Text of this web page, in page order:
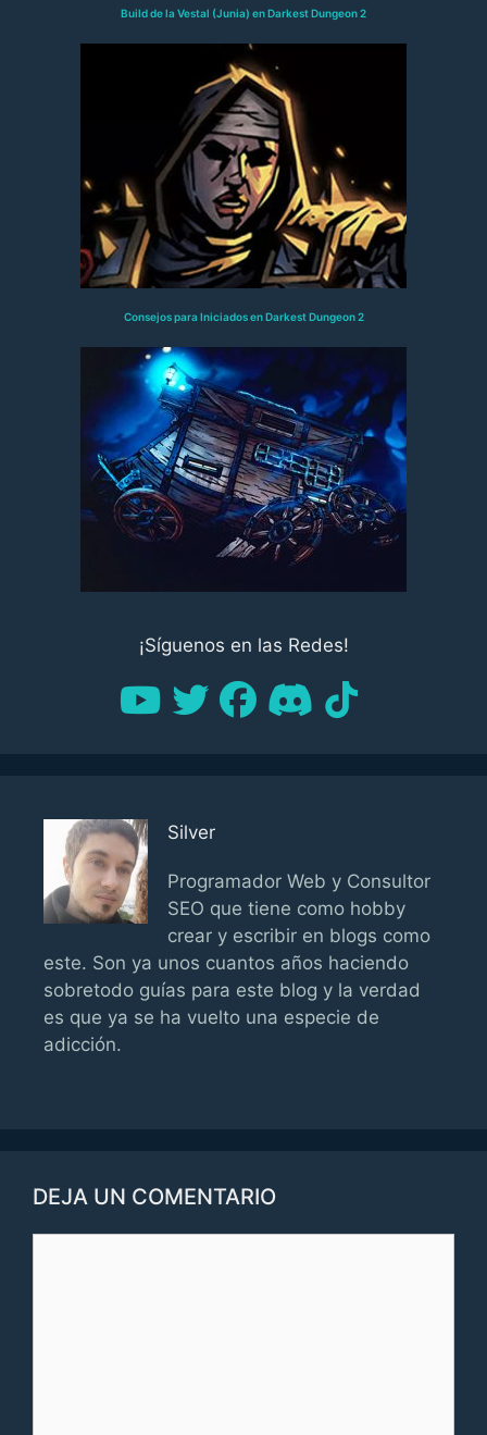
Build de la Vestal (Junia) en Darkest Dungeon 2
Consejos para Iniciados en Darkest Dungeon 2
¡Síguenos en las Redes!
Silver
Programador Web y Consultor
SEO que tiene como hobby
crear y escribir en blogs como
este. Son ya unos cuantos años haciendo
sobretodo guías para este blog y la verdad
es que ya se ha vuelto una especie de
adicción.
DEJA UN COMENTARIO